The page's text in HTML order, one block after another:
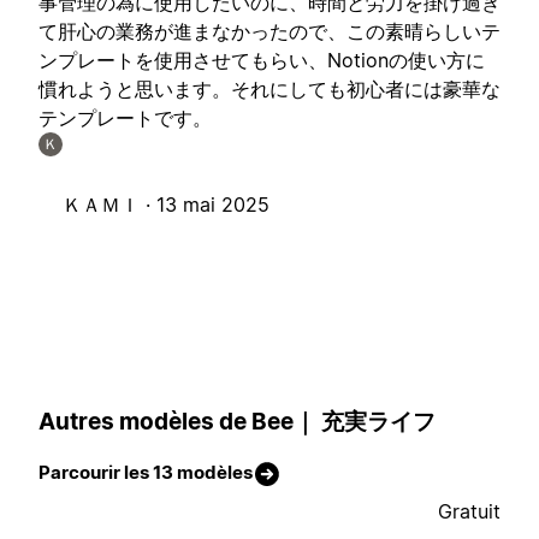
て肝心の業務が進まなかったので、この素晴らしいテ
ンプレートを使用させてもらい、Notionの使い方に
慣れようと思います。それにしても初心者には豪華な
テンプレートです。
Ｋ
ＫＡＭＩ · 13 mai 2025
Autres modèles de Bee｜ 充実ライフ
Parcourir les 13 modèles
Gratuit